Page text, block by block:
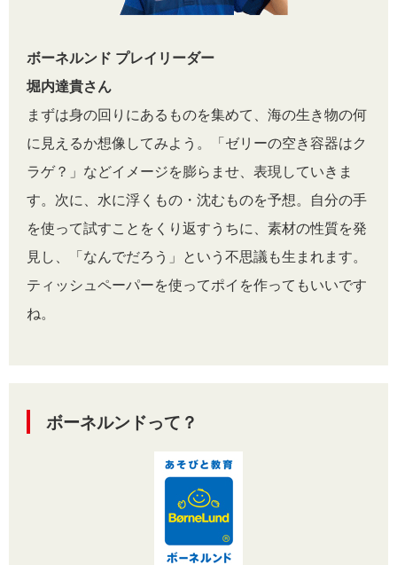
ボーネルンド プレイリーダー
堀内達貴さん
まずは身の回りにあるものを集めて、海の生き物の何
に見えるか想像してみよう。「ゼリーの空き容器はク
ラゲ？」などイメージを膨らませ、表現していきま
す。次に、水に浮くもの・沈むものを予想。自分の手
を使って試すことをくり返すうちに、素材の性質を発
見し、「なんでだろう」という不思議も生まれます。
ティッシュペーパーを使ってポイを作ってもいいです
ね。
ボーネルンドって？